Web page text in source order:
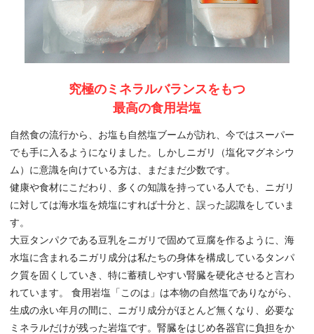
究極のミネラルバランスをもつ
最高の食用岩塩
自然食の流行から、お塩も自然塩ブームが訪れ、今ではスーパー
でも手に入るようになりました。しかしニガリ（塩化マグネシウ
ム）に意識を向けている方は、まだまだ少数です。
健康や食材にこだわり、多くの知識を持っている人でも、ニガリ
に対しては海水塩を焼塩にすれば十分と、誤った認識をしていま
す。
大豆タンパクである豆乳をニガリで固めて豆腐を作るように、海
水塩に含まれるニガリ成分は私たちの身体を構成しているタンパ
ク質を固くしていき、特に蓄積しやすい腎臓を硬化させると言わ
れています。 食用岩塩「このは」は本物の自然塩でありながら、
生成の永い年月の間に、ニガリ成分がほとんど無くなり、必要な
ミネラルだけが残った岩塩です。腎臓をはじめ各器官に負担をか